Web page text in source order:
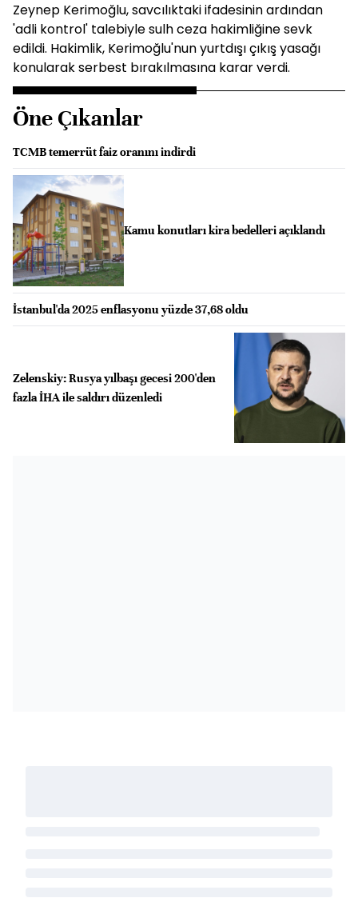
Zeynep Kerimoğlu, savcılıktaki ifadesinin ardından
'adli kontrol' talebiyle sulh ceza hakimliğine sevk
edildi. Hakimlik, Kerimoğlu'nun yurtdışı çıkış yasağı
konularak serbest bırakılmasına karar verdi.
Öne Çıkanlar
TCMB temerrüt faiz oranını indirdi
Kamu konutları kira bedelleri açıklandı
İstanbul'da 2025 enflasyonu yüzde 37,68 oldu
Zelenskiy: Rusya yılbaşı gecesi 200'den
fazla İHA ile saldırı düzenledi